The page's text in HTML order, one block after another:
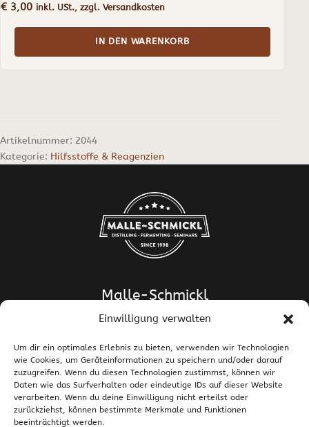
Einwilligung verwalten
Um dir ein optimales Erlebnis zu bieten, verwenden wir Technologien
wie Cookies, um Geräteinformationen zu speichern und/oder darauf
zuzugreifen. Wenn du diesen Technologien zustimmst, können wir
Daten wie das Surfverhalten oder eindeutige IDs auf dieser Website
verarbeiten. Wenn du deine Einwilligung nicht erteilst oder
zurückziehst, können bestimmte Merkmale und Funktionen
beeinträchtigt werden.
€3,00 inkl. USt., zzgl. Versandkosten
IN DEN WARENKORB
Artikelnummer: 2044
Kategorie: Hilfsstoffe & Reagenzien
Malle-Schmickl
Dipl.-Ing. Dr. Helge Schmickl
Dipl.-Ing. Dr. Bettina Malle-Schmickl
Ehrentalerstrasse 39
9020 Klagenfurt am Wörthersee / Österreich
T +43 463 437786
Esupport@malle-schmickl.net